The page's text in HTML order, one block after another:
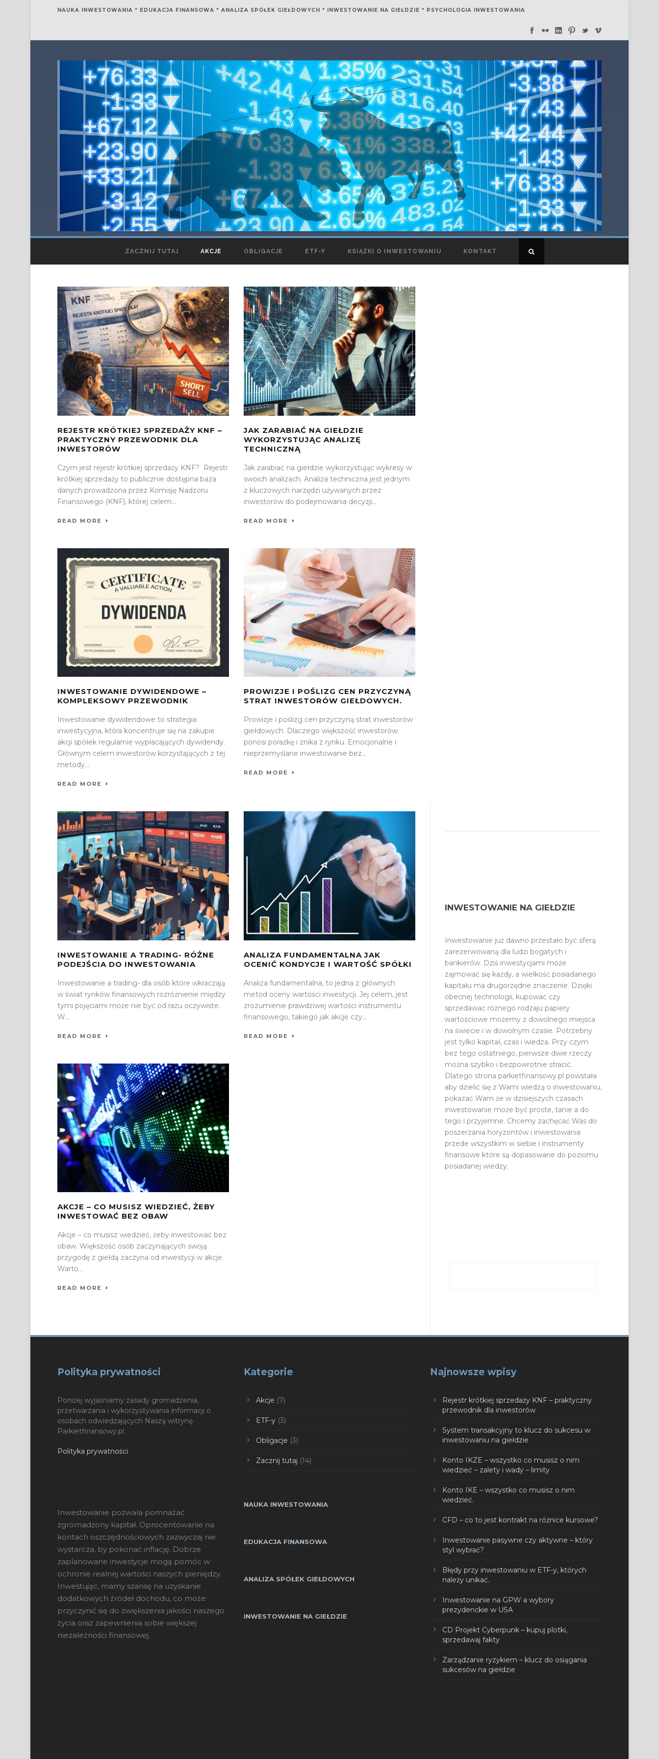
NAUKA INWESTOWANIA * EDUKACJA FINANSOWA * ANALIZA SPÓŁEK GIEŁDOWYCH * INWESTOWANIE NA GIEŁDZIE * PSYCHOLOGIA INWESTOWANIA
ZACZNIJ TUTAJ AKCJE OBLIGACJE ETF-Y KSIĄŻKI O INWESTOWANIU KONTAKT
REJESTR KRÓTKIEJ SPRZEDAŻY KNF –
PRAKTYCZNY PRZEWODNIK DLA
INWESTORÓW
Czym jest rejestr krótkiej sprzedaży KNF? Rejestr
krótkiej sprzedaży to publicznie dostępna baza
danych prowadzona przez Komisję Nadzoru
Finansowego (KNF), której celem...
READ MORE
JAK ZARABIAĆ NA GIEŁDZIE
WYKORZYSTUJĄC ANALIZĘ
TECHNICZNĄ
Jak zarabiać na giełdzie wykorzystując wykresy w
swoich analizach. Analiza techniczna jest jednym
z kluczowych narzędzi używanych przez
inwestorów do podejmowania decyzji...
READ MORE
INWESTOWANIE DYWIDENDOWE –
KOMPLEKSOWY PRZEWODNIK
Inwestowanie dywidendowe to strategia
inwestycyjna, która koncentruje się na zakupie
akcji spółek regularnie wypłacających dywidendy.
Głównym celem inwestorów korzystających z tej
metody...
READ MORE
PROWIZJE I POŚLIZG CEN PRZYCZYNĄ
STRAT INWESTORÓW GIEŁDOWYCH.
Prowizje i poślizg cen przyczyną strat inwestorów
giełdowych. Dlaczego większość inwestorów
ponosi porażkę i znika z rynku. Emocjonalne i
nieprzemyślane inwestowanie bez...
READ MORE
INWESTOWANIE A TRADING- RÓŻNE
PODEJŚCIA DO INWESTOWANIA
Inwestowanie a trading- dla osób które wkraczają
w świat rynków finansowych rozróżnienie między
tymi pojęciami może nie być od razu oczywiste.
W...
READ MORE
ANALIZA FUNDAMENTALNA JAK
OCENIĆ KONDYCJE I WARTOŚĆ SPÓŁKI
Analiza fundamentalna, to jedna z głównych
metod oceny wartości inwestycji. Jej celem, jest
zrozumienie prawdziwej wartości instrumentu
finansowego, takiego jak akcje czy...
READ MORE
AKCJE – CO MUSISZ WIEDZIEĆ, ŻEBY
INWESTOWAĆ BEZ OBAW
Akcje – co musisz wiedzieć, żeby inwestować bez
obaw. Większość osób zaczynających swoją
przygodę z giełdą zaczyna od inwestycji w akcje.
Warto...
READ MORE
INWESTOWANIE NA GIEŁDZIE
Inwestowanie już dawno przestało być sferą
zarezerwowaną dla ludzi bogatych i
bankierów. Dziś inwestycjami może
zajmować się każdy, a wielkość posiadanego
kapitału ma drugorzędne znaczenie. Dzięki
obecnej technologii, kupować czy
sprzedawać różnego rodzaju papiery
wartościowe możemy z dowolnego miejsca
na świecie i w dowolnym czasie. Potrzebny
jest tylko kapitał, czas i wiedza. Przy czym
bez tego ostatniego, pierwsze dwie rzeczy
można szybko i bezpowrotnie stracić.
Dlatego strona parkietfinansowy.pl powstała
aby dzielić się z Wami wiedzą o inwestowaniu,
pokazać Wam że w dzisiejszych czasach
inwestowanie może być proste, tanie a do
tego i przyjemne. Chcemy zachęcać Was do
poszerzania horyzontów i inwestowania
przede wszystkim w siebie i instrumenty
finansowe które są dopasowane do poziomu
posiadanej wiedzy.
Polityka prywatności
Poniżej wyjaśniamy zasady gromadzenia,
przetwarzania i wykorzystywania informacji o
osobach odwiedzających Naszą witrynę
Parkietfinansowy.pl
Polityka prywatności
Inwestowanie pozwala pomnażać
zgromadzony kapitał. Oprocentowanie na
kontach oszczędnościowych zazwyczaj nie
wystarcza, by pokonać inflację. Dobrze
zaplanowane inwestycje mogą pomóc w
ochronie realnej wartości naszych pieniędzy.
Inwestując, mamy szansę na uzyskanie
dodatkowych źródeł dochodu, co może
przyczynić się do zwiększenia jakości naszego
życia oraz zapewnienia sobie większej
niezależności finansowej.
Kategorie
Akcje (7)
ETF-y(3)
Obligacje (3)
Zacznij tutaj (14)
NAUKA INWESTOWANIA
EDUKACJA FINANSOWA
ANALIZA SPÓŁEK GIEŁDOWYCH
INWESTOWANIE NA GIEŁDZIE
Najnowsze wpisy
Rejestr krótkiej sprzedaży KNF – praktyczny
przewodnik dla inwestorów
System transakcyjny to klucz do sukcesu w
inwestowaniu na giełdzie
Konto IKZE – wszystko co musisz o nim
wiedzieć – zalety i wady – limity
Konto IKE – wszystko co musisz o nim
wiedzieć.
CFD – co to jest kontrakt na różnice kursowe?
Inwestowanie pasywne czy aktywne – który
styl wybrać?
Błędy przy inwestowaniu w ETF-y, których
należy unikać.
Inwestowanie na GPW a wybory
prezydenckie w USA
CD Projekt Cyberpunk – kupuj plotki,
sprzedawaj fakty
Zarządzanie ryzykiem – klucz do osiągania
sukcesów na giełdzie